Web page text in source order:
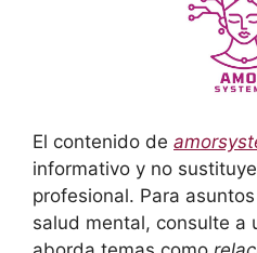
El contenido de
informativo y no
profesional. Para
salud mental, consulte a